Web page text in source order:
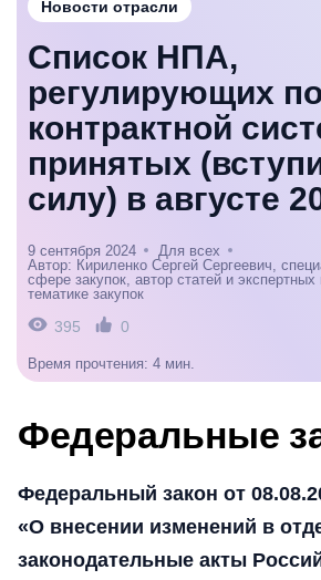
Новости отрасли
Список НПА,
регулирующих
контрактной
принятых
силу) в августе
9 сентября 2024
Для всех
Автор: Кириленко Сергей Сергеевич,
сфере закупок, автор статей и
тематике закупок
395 0
Время прочтения: 4 мин.
Федеральные
Федеральный закон от
«О внесении изменений в
законодательные акты